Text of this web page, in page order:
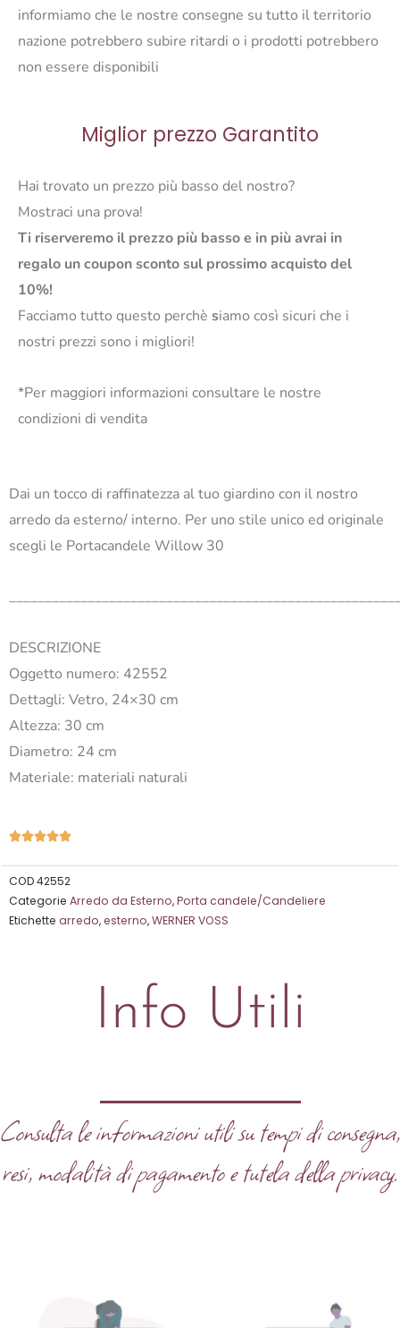
informiamo che le nostre consegne su tutto il territorio
nazione potrebbero subire ritardi o i prodotti potrebbero
non essere disponibili
Miglior prezzo Garantito
Hai trovato un prezzo più basso del nostro?
Mostraci una prova!
Ti riserveremo il prezzo più basso e in più avrai in
regalo un coupon sconto sul prossimo acquisto del
10%!
Facciamo tutto questo perchè siamo così sicuri che i
nostri prezzi sono i migliori!
*Per maggiori informazioni consultare le nostre
condizioni di vendita
Dai un tocco di raffinatezza al tuo giardino con il nostro
arredo da esterno/ interno. Per uno stile unico ed originale
scegli le Portacandele Willow 30
DESCRIZIONE
Oggetto numero: 42552
Dettagli: Vetro, 24×30 cm
Altezza: 30 cm
Diametro: 24 cm
Materiale: materiali naturali
Valutazione
5
COD42552
Categorie Arredo da Esterno,Porta candele/Candeliere
Etichette arredo,esterno,WERNER VOSS
Info Utili
Consulta le informazioni utili su tempi di consegna,
resi, modalità di pagamento e tutela della privacy.